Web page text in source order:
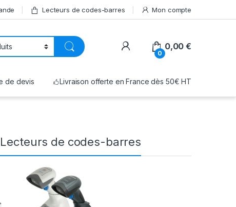
Lecteurs de codes-barres Mon compte
My Account
0
0,00€
de devis Livraison offerte en France dès 50€ HT
de codes-barres